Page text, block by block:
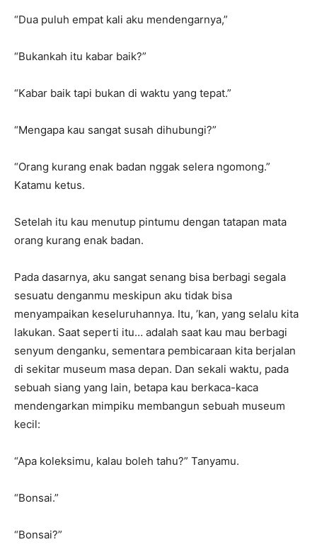
“Dua puluh empat kali aku mendengarnya,”
“Bukankah itu kabar baik?”
“Kabar baik tapi bukan di waktu yang tepat.”
“Mengapa kau sangat susah dihubungi?”
“Orang kurang enak badan nggak selera ngomong.”
Katamu ketus.
Setelah itu kau menutup pintumu dengan tatapan mata
orang kurang enak badan.
Pada dasarnya, aku sangat senang bisa berbagi segala
sesuatu denganmu meskipun aku tidak bisa
menyampaikan keseluruhannya. Itu, ’kan, yang selalu kita
lakukan. Saat seperti itu… adalah saat kau mau berbagi
senyum denganku, sementara pembicaraan kita berjalan
di sekitar museum masa depan. Dan sekali waktu, pada
sebuah siang yang lain, betapa kau berkaca-kaca
mendengarkan mimpiku membangun sebuah museum
kecil:
“Apa koleksimu, kalau boleh tahu?” Tanyamu.
“Bonsai.”
“Bonsai?”